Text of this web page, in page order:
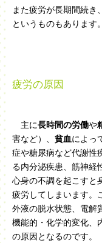
また疲労が長期間続き
というものもあります。
疲労の原因
主に長時間の労働や
害など）、 貧血によっ
症や糖尿病など代謝性
る内分泌疾患、筋神経
心身の不調を起こすと
疲労してしまいます。
外液の脱水状態、電解
機能的・化学的変化、
の原因となるのです。